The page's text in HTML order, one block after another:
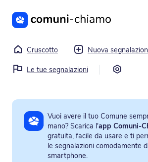
Vai al contenuto principale
Cruscotto Nuova
Le tue segnalazioni
Vuoi avere il tuo Comune
mano? Scarica l'app Comuni-
gratuita, facile da usare e ti
le segnalazioni comodamente
smartphone.